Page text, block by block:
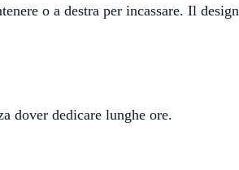
o a destra per incassare. Il design
dover dedicare lunghe ore.